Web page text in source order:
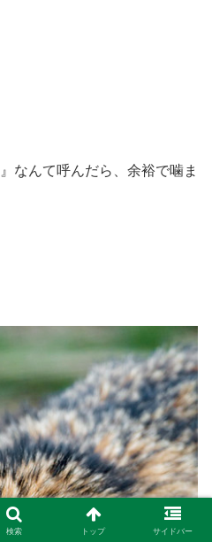
なんて呼んだら、余裕で噛ま
検索 トップ サイドバー